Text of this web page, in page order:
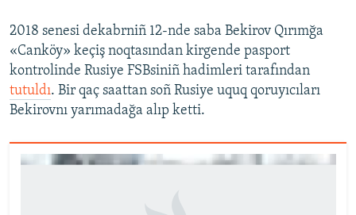
2018 senesi dekabrniñ 12-nde saba Bekirov Qırımğa
«Canköy» keçiş noqtasından kirgende pasport
kontrolinde Rusiye FSBsiniñ hadimleri tarafından
tutuldı. Bir qaç saattan soñ Rusiye uquq qoruyıcıları
Bekirovnı yarımadağa alıp ketti.